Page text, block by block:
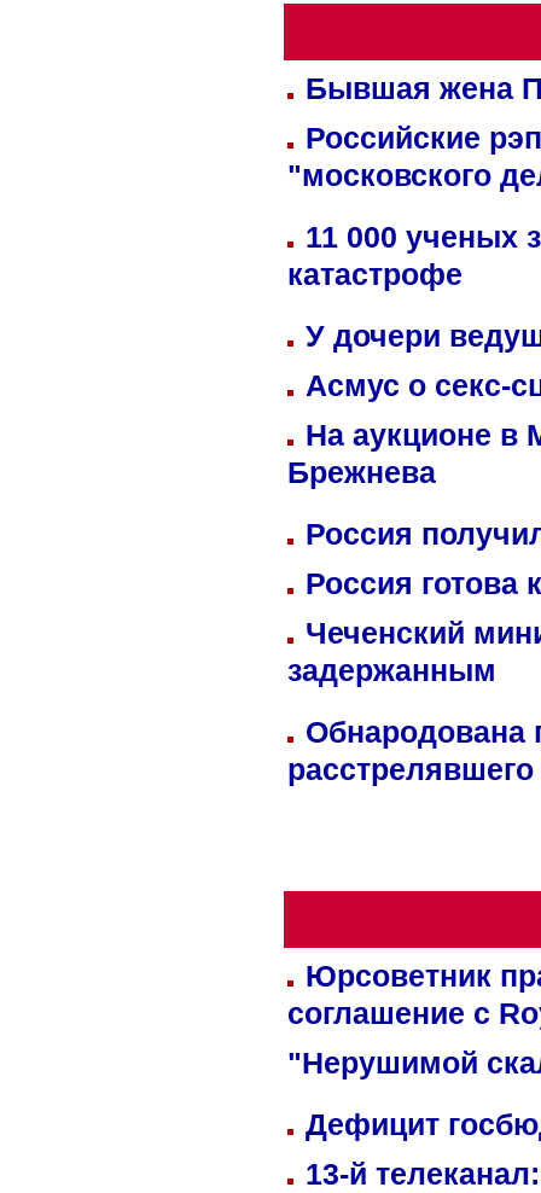
Бывшая жена
Российские
"московского
11 000 ученых
катастрофе
У дочери
Асмус о секс-
На аукционе в
Брежнева
Россия
Россия готова
Чеченский
задержанным
Обнародована
Юрсоветник
соглашение с
"Нерушимой
Дефицит
13-й